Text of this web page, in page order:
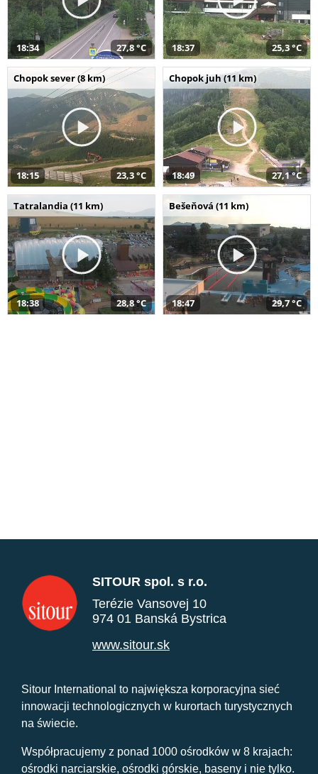
18:34 27,8 °C 18:37 25,3 °C
Chopok sever (8 km)
18:15 23,3 °C
Chopok juh (11 km)
18:49 27,1 °C
Tatralandia (11 km)
18:38 28,8 °C
Bešeňová (11 km)
18:47 29,7 °C
SITOUR spol. s r.o.
Terézie Vansovej 10
974 01 Banská Bystrica
www.sitour.sk
Sitour International to największa korporacyjna sieć
innowacji technologicznych w kurortach turystycznych
na świecie.
Współpracujemy z ponad 1000 ośrodków w 8 krajach:
ośrodki narciarskie, ośrodki górskie, baseny i nie tylko.